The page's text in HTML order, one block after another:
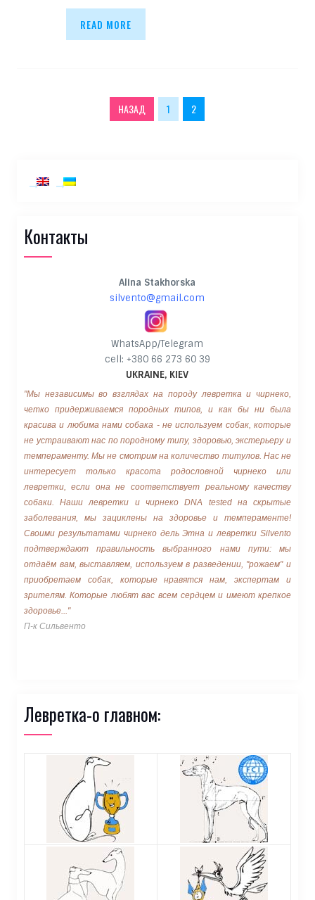
READ MORE
Пагинация записей
НАЗАД 1 2
Контакты
Alina Stakhorska
silvento@gmail.com
WhatsApp/Telegram
cell: +380 66 273 60 39
UKRAINE, KIEV
"Мы независимы во взглядах на породу левретка и чирнеко,
четко придерживаемся породных типов, и как бы ни была
красива и любима нами собака - не используем собак, которые
не устраивают нас по породному типу, здоровью, экстерьеру и
темпераменту. Мы не смотрим на количество титулов. Нас не
интересует только красота родословной чирнеко или
левретки, если она не соответствует реальному качеству
собаки. Наши левретки и чирнеко DNA tested на скрытые
заболевания, мы зациклены на здоровье и темпераменте!
Своими результатами чирнеко дель Этна и левретки Silvento
подтверждают правильность выбранного нами пути: мы
отдаём вам, выставляем, используем в разведении, "рожаем" и
приобретаем собак, которые нравятся нам, экспертам и
зрителям. Которые любят вас всем сердцем и имеют крепкое
здоровье..."
П-к Сильвенто
Левретка-о главном: